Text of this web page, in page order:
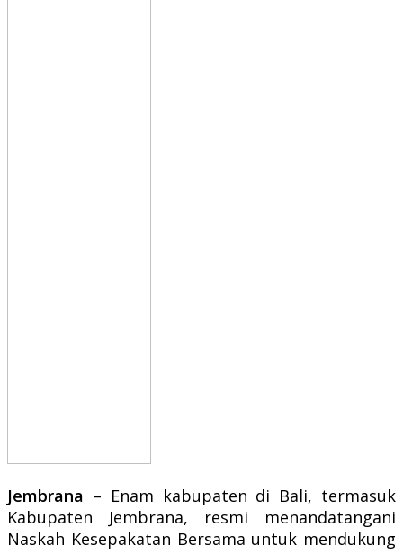
Jembrana – Enam kabupaten di Bali, termasuk
Kabupaten Jembrana, resmi menandatangani
Naskah Kesepakatan Bersama untuk mendukung